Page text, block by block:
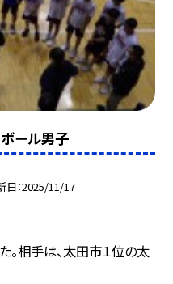
ール男子
日 2025/11/17
。相手は、太田市１位の太